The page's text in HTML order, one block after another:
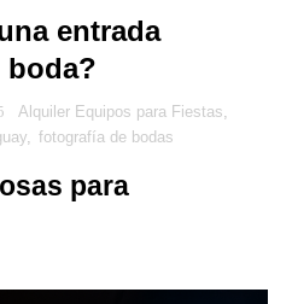
entrada
boda?
Alquiler Equipos para Fiestas
fotografía de bodas
para